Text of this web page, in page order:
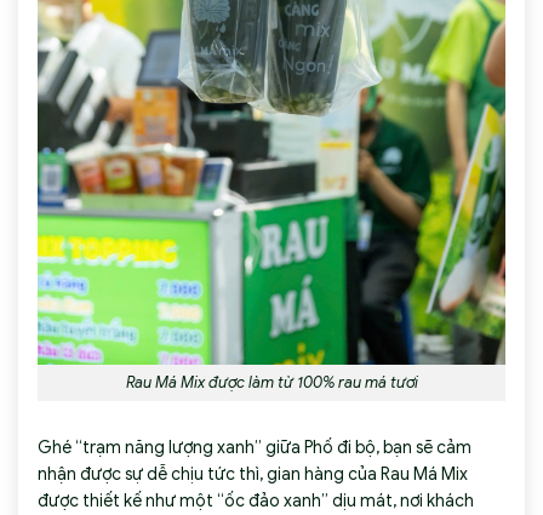
Rau Má Mix được làm từ 100% rau má tươi
Ghé “trạm năng lượng xanh” giữa Phố đi bộ, bạn sẽ cảm
nhận được sự dễ chịu tức thì, gian hàng của Rau Má Mix
được thiết kế như một “ốc đảo xanh” dịu mát, nơi khách